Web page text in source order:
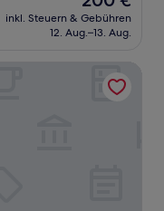
Preis
beträgt
inkl. Steuern & Gebühren
12. Aug.–13. Aug.